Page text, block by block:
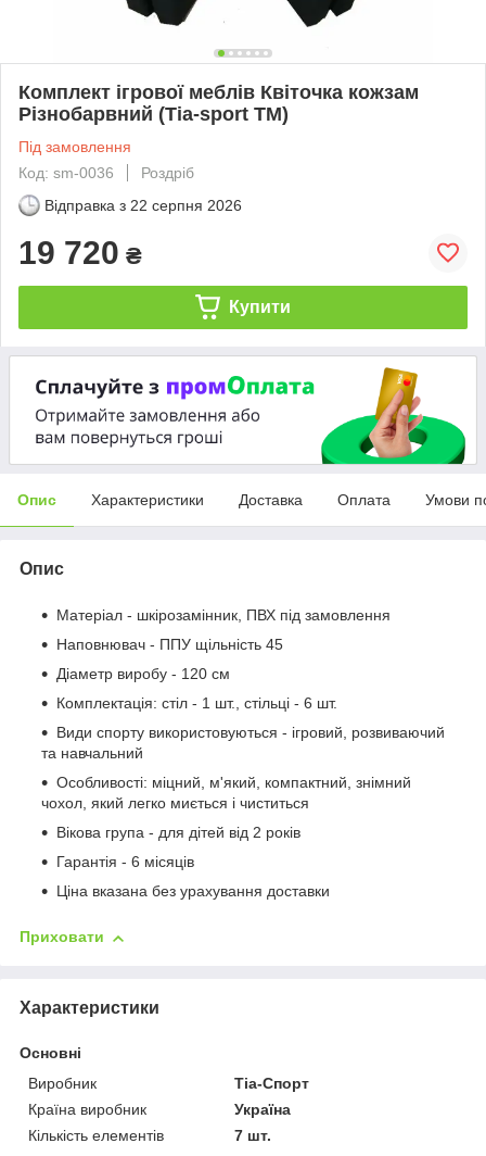
Комплект ігрової меблів Квіточка кожзам
Різнобарвний (Тіа-sport ТМ)
Під замовлення
Код: sm-0036
Роздріб
Відправка з 22 серпня 2026
19 720 ₴
Купити
Опис Характеристики Доставка Оплата Умови
Опис
Матеріал - шкірозамінник, ПВХ під замовлення
Наповнювач - ППУ щільність 45
Діаметр виробу - 120 см
Комплектація: стіл - 1 шт., стільці - 6 шт.
Види спорту використовуються - ігровий, розвиваючий
та навчальний
Особливості: міцний, м'який, компактний, знімний
чохол, який легко миється і чиститься
Вікова група - для дітей від 2 років
Гарантія - 6 місяців
Ціна вказана без урахування доставки
Приховати
Характеристики
Основні
Виробник
Тіа-Спорт
Країна виробник
Україна
Кількість елементів
7 шт.